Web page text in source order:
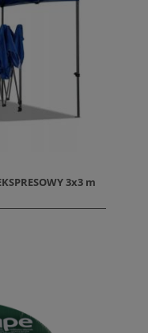
3x3 m